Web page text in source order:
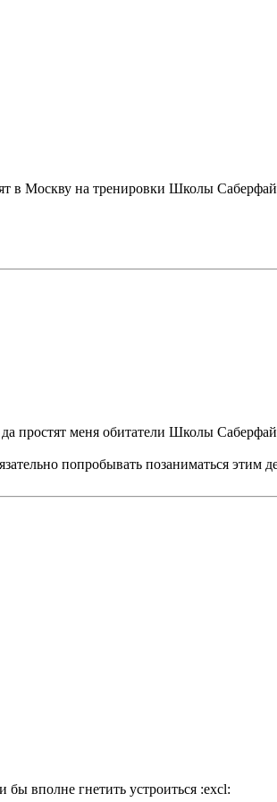
в Москву на тренировки Школы
меня обитатели Школы
попробывать позаниматься этим
вполне гнетить устроиться :excl: